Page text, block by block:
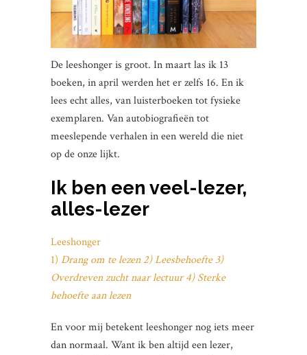
De leeshonger is groot. In maart las ik 13
boeken, in april werden het er zelfs 16. En ik
lees echt alles, van luisterboeken tot fysieke
exemplaren. Van autobiografieën tot
meeslepende verhalen in een wereld die niet
op de onze lijkt.
Ik ben een veel-lezer,
alles-lezer
Leeshonger
1) Drang om te lezen 2) Leesbehoefte 3)
Overdreven zucht naar lectuur 4) Sterke
behoefte aan lezen
En voor mij betekent leeshonger nog iets meer
dan normaal. Want ik ben altijd een lezer,